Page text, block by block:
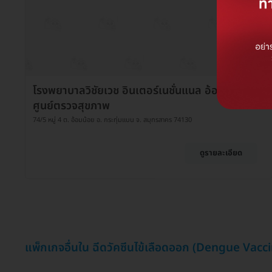
โรงพยาบาลวิชัยเวช อินเตอร์เนชั่นแนล อ้อมน้อย
ศูนย์ตรวจสุขภาพ
74/5 หมู่ 4 ต. อ้อมน้อย อ. กระทุ่มแบน จ. สมุทรสาคร 74130
ดูรายละเอียด
แพ็กเกจอื่นใน ฉีดวัคซีนไข้เลือดออก (Dengue